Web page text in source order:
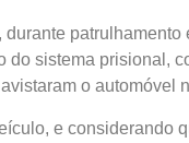
sistema prisional,
o automóvel
e considerando